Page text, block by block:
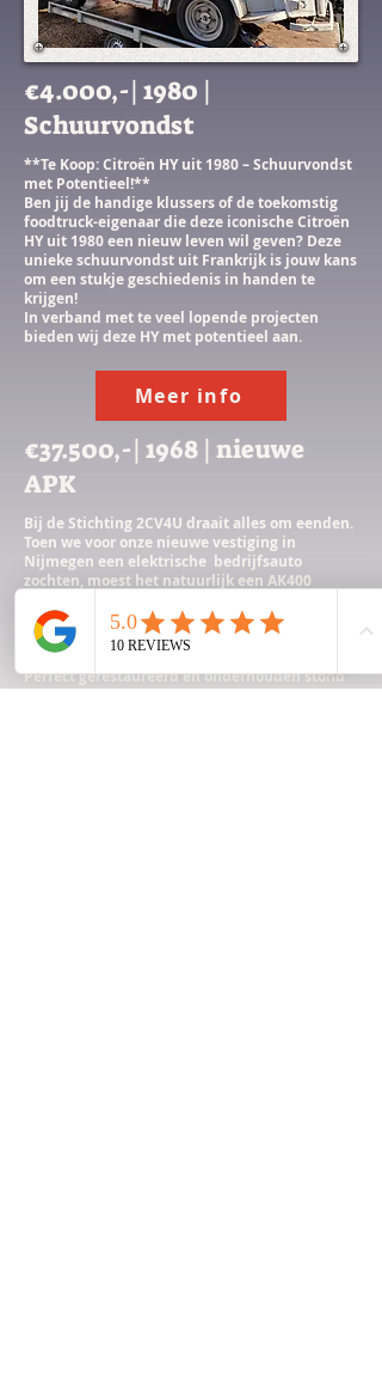
€4.000,-| 1980 |
Schuurvondst
**Te Koop: Citroën HY uit 1980 – Schuurvondst
met Potentieel!**
Ben jij de handige klussers of de toekomstig
foodtruck-eigenaar die deze iconische Citroën
HY uit 1980 een nieuw leven wil geven? Deze
unieke schuurvondst uit Frankrijk is jouw kans
om een stukje geschiedenis in handen te
krijgen!
In verband met te veel lopende projecten
bieden wij deze HY met potentieel aan.
Meer info
€37.500,-| 1968 | nieuwe
APK
Bij de Stichting 2CV4U draait alles om eenden.
Toen we voor onze nieuwe vestiging in
Nijmegen een elektrische bedrijfsauto
zochten, moest het natuurlijk een AK400
Na een korte zoektocht vonden we bij een
liefhebber in Breda een prachtig exemplaar
voorzien van een nostalgische ribbelkap.
Perfect gerestaureerd en onderhouden stond
hij op ons te wachten in een smetteloze